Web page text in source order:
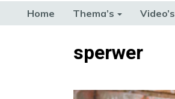
Home Thema’s Video’s
TERUG NAAR TOENsperwer